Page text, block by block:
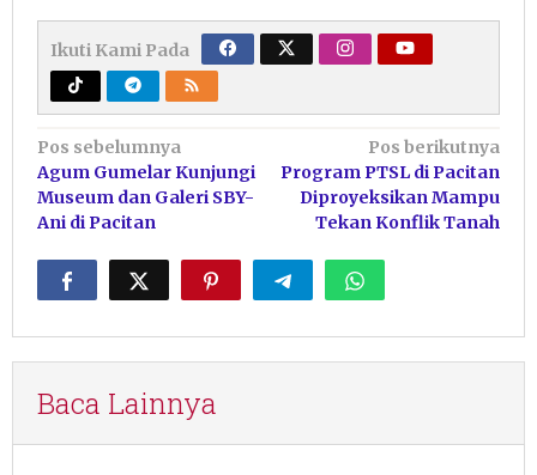
Ikuti Kami Pada
Navigasi
pos
Pos sebelumnya
Agum Gumelar Kunjungi
Museum dan Galeri SBY-
Ani di Pacitan
Pos berikutnya
Program PTSL di Pacitan
Diproyeksikan Mampu
Tekan Konflik Tanah
Baca Lainnya